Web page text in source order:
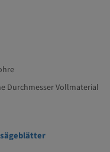
Durchmesser Vollmaterial